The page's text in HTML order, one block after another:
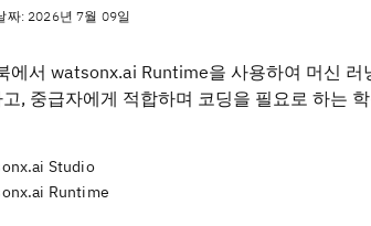
짜: 2026년 7월 09일
에서 watsonx.ai Runtime을 사용하여 머신
, 중급자에게 적합하며 코딩을 필요로 하는
Studio
Runtime